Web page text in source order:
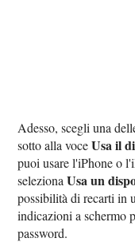
Adesso, scegli una
sotto alla voceUsa il
puoi usare l'iPhone o
selezionaUsa un
possibilità di recarti in
indicazioni a schermo
password.